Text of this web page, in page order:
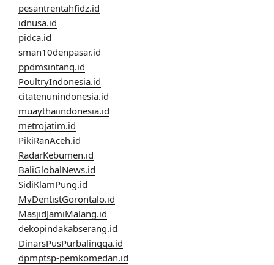
pesantrentahfidz.id
idnusa.id
pidca.id
sman10denpasar.id
ppdmsintang.id
PoultryIndonesia.id
citatenunindonesia.id
muaythaiindonesia.id
metrojatim.id
PikiRanAceh.id
RadarKebumen.id
BaliGlobalNews.id
SidiKlamPung.id
MyDentistGorontalo.id
MasjidJamiMalang.id
dekopindakabserang.id
DinarsPusPurbalingga.id
dpmptsp-pemkomedan.id